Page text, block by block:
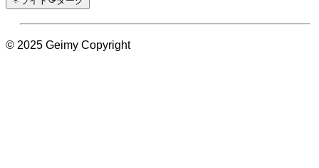
© 2025 Geimy Copyright